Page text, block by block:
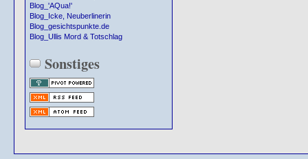
Blog_'AQua!'
Blog_Icke, Neuberlinerin
Blog_gesichtspunkte.de
Blog_Ullis Mord & Totschlag
Sonstiges